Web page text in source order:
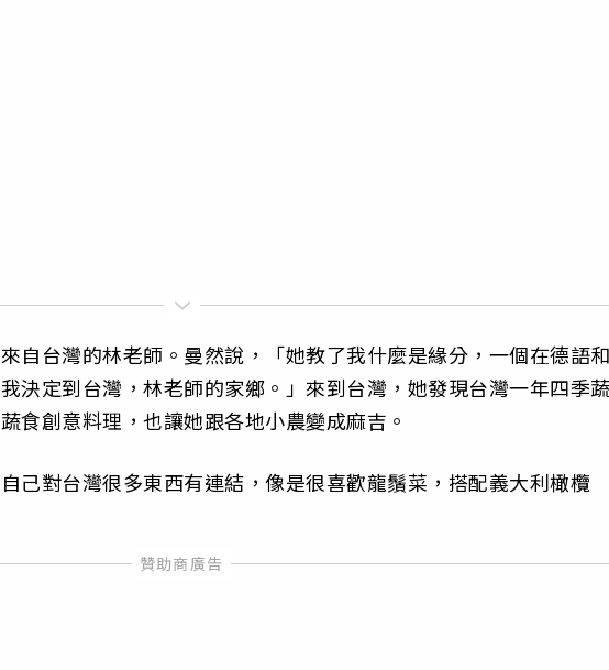
自台灣的林老師。曼然說，「她教了我什麼是緣分，一個在德語和
決定到台灣，林老師的家鄉。」來到台灣，她發現台灣一年四季蔬
食創意料理，也讓她跟各地小農變成麻吉。
己對台灣很多東西有連結，像是很喜歡龍鬚菜，搭配義大利橄欖